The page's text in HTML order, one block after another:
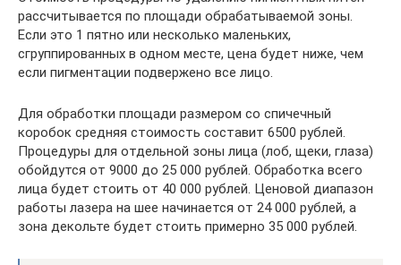
рассчитывается по площади обрабатываемой зоны.
Если это 1 пятно или несколько маленьких,
сгруппированных в одном месте, цена будет ниже, чем
если пигментации подвержено все лицо.
Для обработки площади размером со спичечный
коробок средняя стоимость составит 6500 рублей.
Процедуры для отдельной зоны лица (лоб, щеки, глаза)
обойдутся от 9000 до 25 000 рублей. Обработка всего
лица будет стоить от 40 000 рублей. Ценовой диапазон
работы лазера на шее начинается от 24 000 рублей, а
зона декольте будет стоить примерно 35 000 рублей.